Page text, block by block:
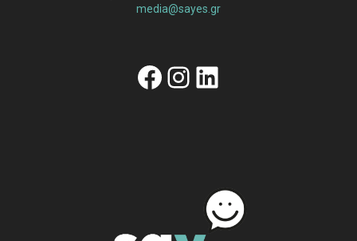
media@sayes.gr
Facebook
Instagram
Linkedin